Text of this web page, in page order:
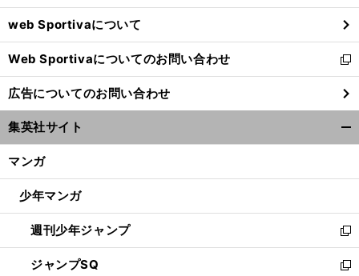
ウ
で
開
く
web Sportivaについて
Web Sportivaについてのお問い合わせ
新
し
い
ウ
ィ
ン
ウ
開
く
広告についてのお問い合わせ
集英社サイト
マンガ
少年マンガ
週刊少年ジャンプ
新
し
い
ジャンプSQ
新